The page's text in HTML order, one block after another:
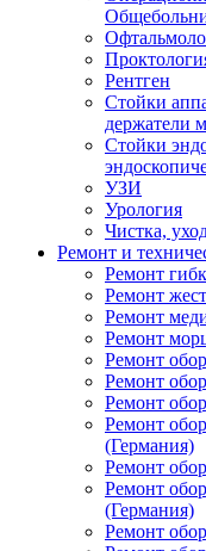
Рентген
Стойки
держатели
Стойки
УЗИ
Урология
Чистка,
Ремонт и
Ремонт
Ремонт
Ремонт
Ремонт
Ремонт
Ремонт
Ремонт
Ремонт
(Германия)
Ремонт
Ремонт
(Германия)
Ремонт